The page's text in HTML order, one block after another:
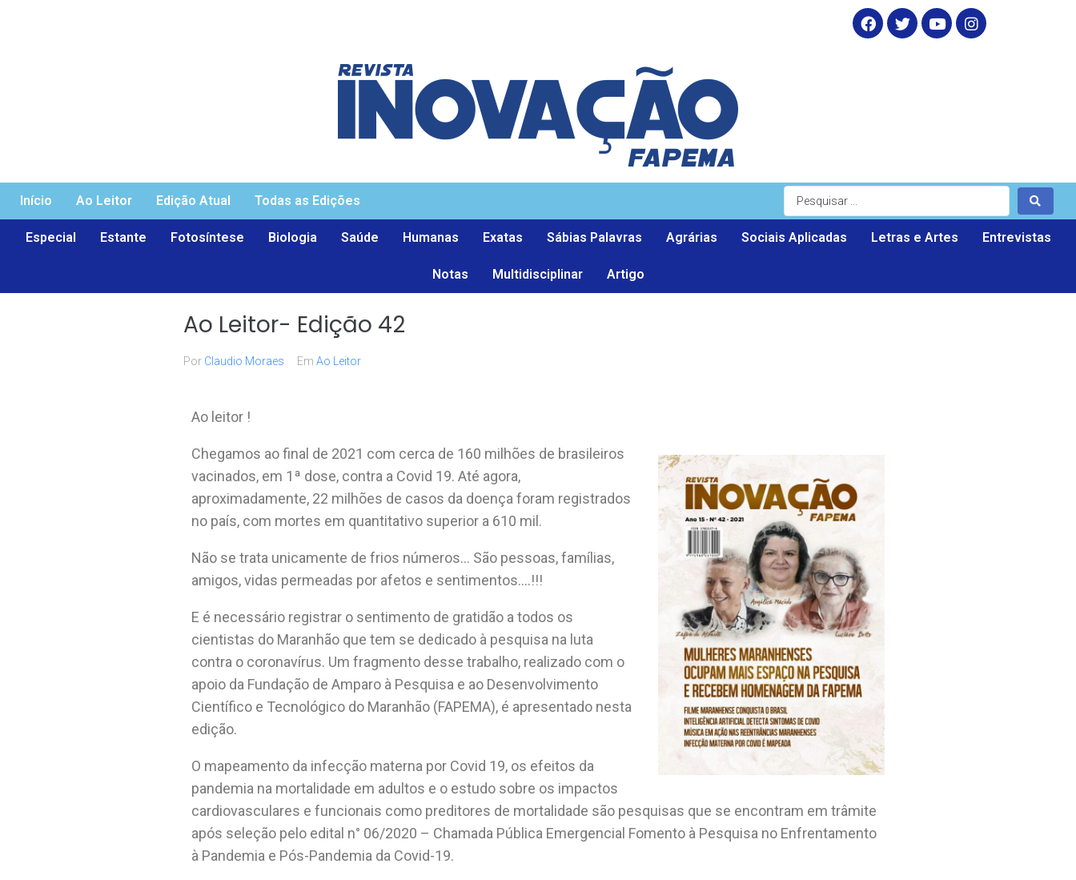
Início Ao Leitor Edição Atual Todas as Edições
Especial Estante Fotosíntese Biologia Saúde Humanas Exatas Sábias Palavras Agrárias Sociais Aplicadas Letras e Artes Entrevistas
Notas Multidisciplinar Artigo
Ao Leitor- Edição 42
Por Claudio Moraes Em Ao Leitor
Ao leitor !
Chegamos ao final de 2021 com cerca de 160 milhões de brasileiros
vacinados, em 1ª dose, contra a Covid 19. Até agora,
aproximadamente, 22 milhões de casos da doença foram registrados
no país, com mortes em quantitativo superior a 610 mil.
Não se trata unicamente de frios números… São pessoas, famílias,
amigos, vidas permeadas por afetos e sentimentos….!!!
E é necessário registrar o sentimento de gratidão a todos os
cientistas do Maranhão que tem se dedicado à pesquisa na luta
contra o coronavírus. Um fragmento desse trabalho, realizado com o
apoio da Fundação de Amparo à Pesquisa e ao Desenvolvimento
Científico e Tecnológico do Maranhão (FAPEMA), é apresentado nesta
edição.
O mapeamento da infecção materna por Covid 19, os efeitos da
pandemia na mortalidade em adultos e o estudo sobre os impactos
cardiovasculares e funcionais como preditores de mortalidade são pesquisas que se encontram em trâmite
após seleção pelo edital n° 06/2020 – Chamada Pública Emergencial Fomento à Pesquisa no Enfrentamento
à Pandemia e Pós-Pandemia da Covid-19.